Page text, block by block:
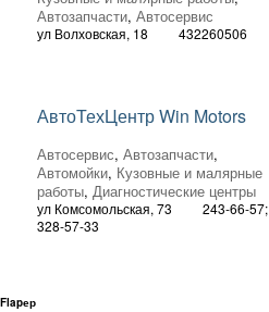
Автозапчасти, Автосервис
ул Волховская, 18 432260506
АвтоТехЦентр Win Motors
Автосервис, Автозапчасти,
Автомойки, Кузовные и малярные
работы, Диагностические центры
ул Комсомольская, 73
243-66-57;
328-57-33
Flapер